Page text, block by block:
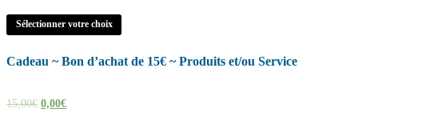
Sélectionner votre choix
Cadeau ~ Bon d’achat de 15€ ~ Produits et/ou Service
15,00€ 0,00€